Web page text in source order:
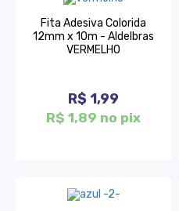
Fita Adesiva Colorida
12mm x 10m - Aldelbras
VERMELHO
R$ 1,99
R$ 1,89 no pix